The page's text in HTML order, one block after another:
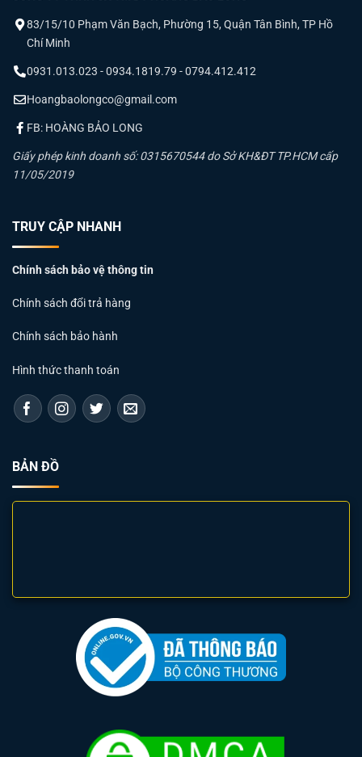
83/15/10 Phạm Văn Bạch, Phường 15, Quận Tân Bình, TP Hồ
Chí Minh
0931.013.023 - 0934.1819.79 - 0794.412.412
Hoangbaolongco@gmail.com
FB: HOÀNG BẢO LONG
Giấy phép kinh doanh số: 0315670544 do Sở KH&ĐT TP.HCM cấp
11/05/2019
TRUY CẬP NHANH
Chính sách bảo vệ thông tin
Chính sách đổi trả hàng
Chính sách bảo hành
Hình thức thanh toán
BẢN ĐỒ